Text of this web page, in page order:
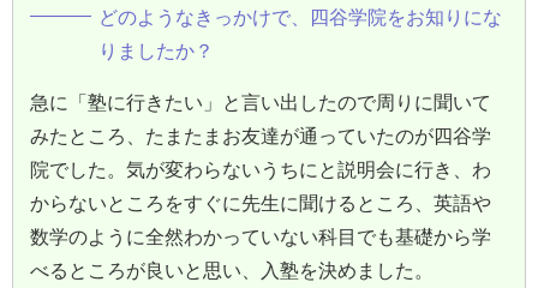
どのようなきっかけで、四谷学院をお知りにな
りましたか？
急に「塾に行きたい」と言い出したので周りに聞いて
みたところ、たまたまお友達が通っていたのが四谷学
院でした。気が変わらないうちにと説明会に行き、わ
からないところをすぐに先生に聞けるところ、英語や
数学のように全然わかっていない科目でも基礎から学
べるところが良いと思い、入塾を決めました。